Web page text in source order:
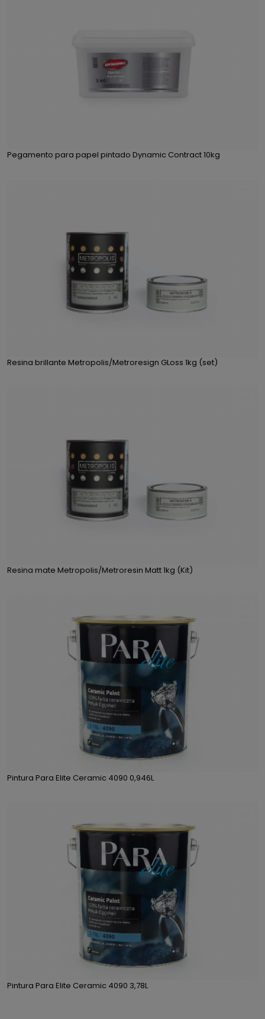
Pegamento para papel pintado Dynamic Contract 10kg
Resina brillante Metropolis/Metroresign GLoss 1kg (set)
Resina mate Metropolis/Metroresin Matt 1kg (Kit)
Pintura Para Elite Ceramic 4090 0,946L
Pintura Para Elite Ceramic 4090 3,78L